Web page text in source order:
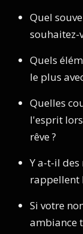
Quel
souhaitez-
Quels
le plus
Quelles
l'esprit
rêve ?
Y a-t-il
rappellent
Si votre
ambiance